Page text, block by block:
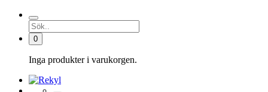
0
Inga produkter i varukorgen.